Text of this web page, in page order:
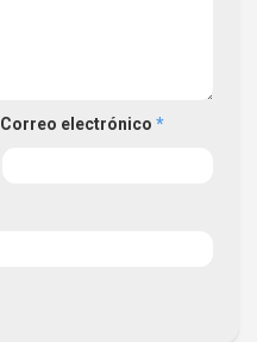
Correo electrónico *